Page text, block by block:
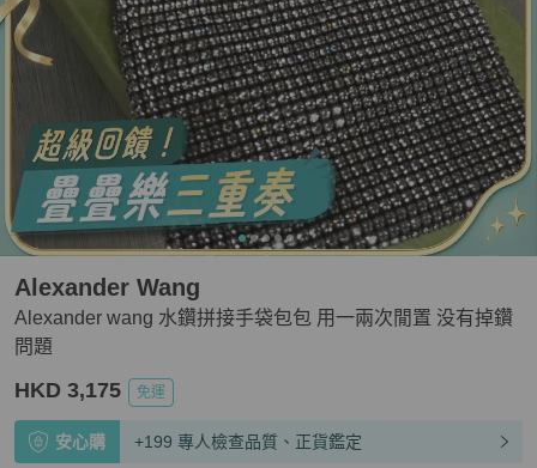
Alexander wang 水鑽拼接手袋包包 用一兩次閒置 没有掉鑽
問題
Alexander Wang
HKD 3,175 免運
安心購 +199 專人檢查品質、正貨鑑定